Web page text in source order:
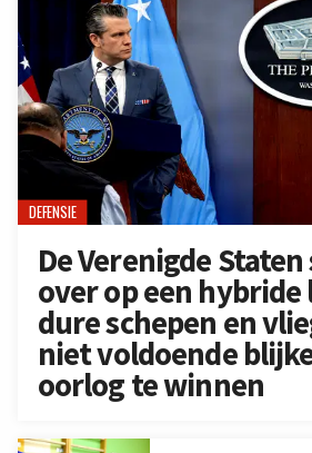
DEFENSIE
De Verenigde
over op een hybride
dure schepen en
niet voldoende
oorlog te winnen